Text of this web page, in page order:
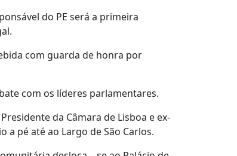
do PE será a primeira
com guarda de honra por
com os líderes parlamentares.
da Câmara de Lisboa e ex-
a pé até ao Largo de São Carlos.